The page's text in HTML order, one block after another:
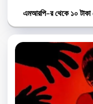
এমআরপি-র থেকে ১০ টাকা